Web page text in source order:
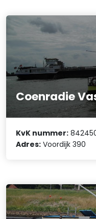
Coenradie
KvK nummer:
Adres: Voordijk 390